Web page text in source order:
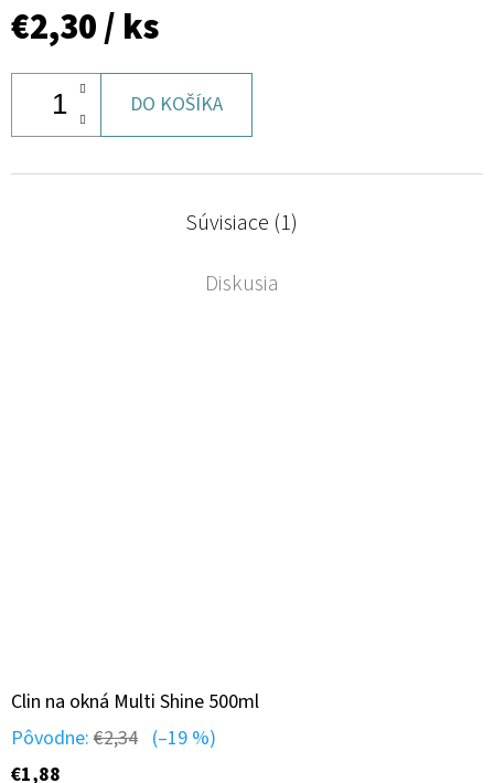
€2,30/ ks
DO KOŠÍKA
Súvisiace (1)
Diskusia
Clin na okná Multi Shine 500ml
Pôvodne: €2,34 (–19 %)
€1,88